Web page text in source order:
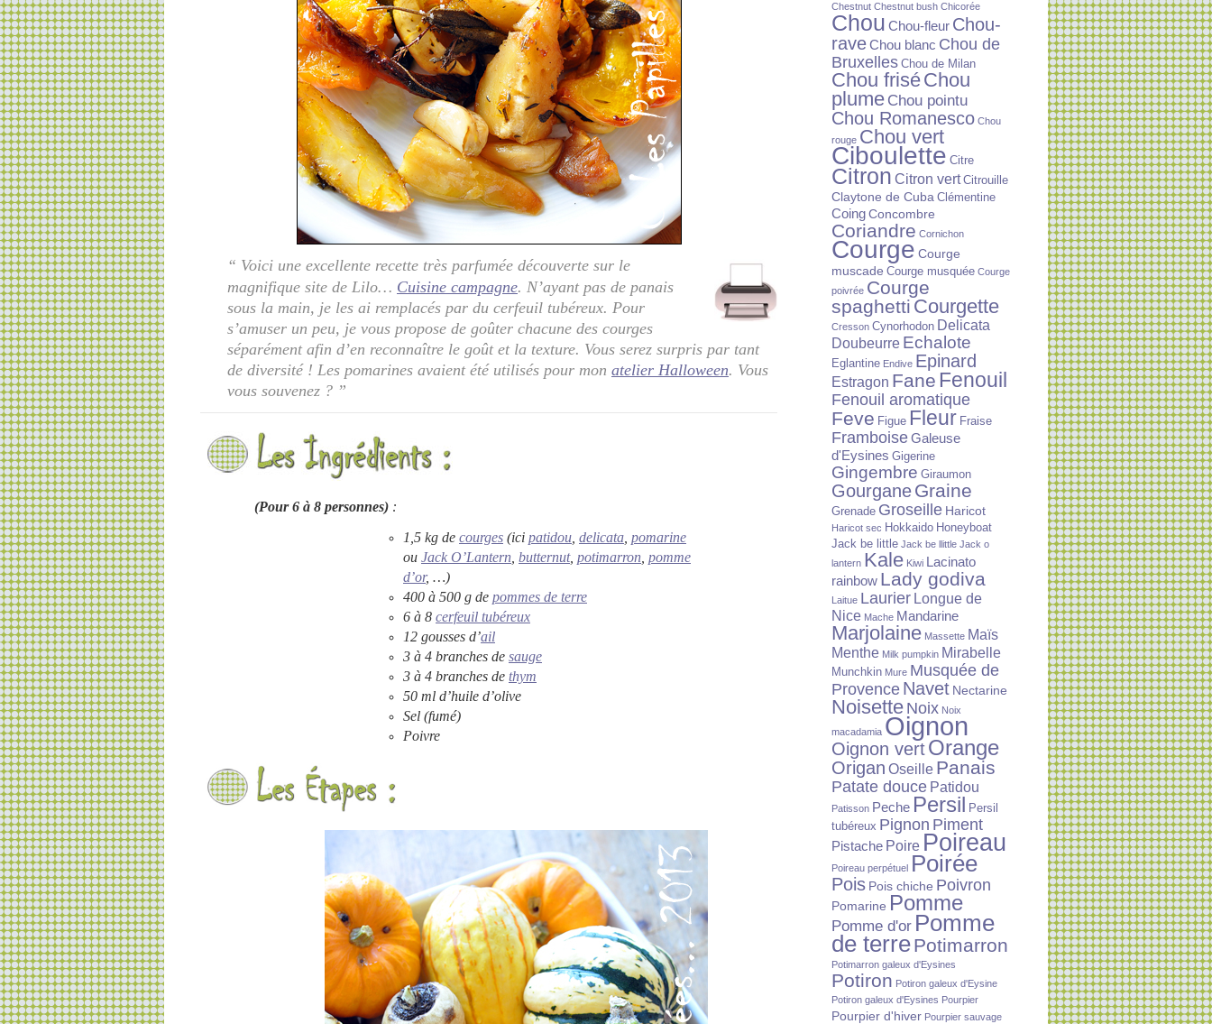
“ Voici une excellente recette très parfumée découverte sur le
magnifique site de Lilo… Cuisine campagne. N’ayant pas de panais
sous la main, je les ai remplacés par du cerfeuil tubéreux. Pour
s’amuser un peu, je vous propose de goûter chacune des courges
séparément afin d’en reconnaître le goût et la texture. Vous serez surpris par tant
de diversité ! Les pomarines avaient été utilisés pour mon atelier Halloween. Vous
vous souvenez ? ”
(Pour 6 à 8 personnes) :
1,5 kg de courges (ici patidou delicata pomarine
ou Jack O’Lantern butternut, potimarron pomme
d’or, …)
400 à 500 g de pommes de terre
6 à 8 cerfeuil tubéreux
12 gousses d’ail
3 à 4 branches de sauge
3 à 4 branches de thym
50 ml d’huile d’olive
Sel (fumé)
Poivre
Chestnut Chestnut bush Chicorée
Chou Chou-fleur Chou-
raveChou blanc Chou de
Bruxelles Chou de Milan
Chou friséChou
plume Chou pointu
Chou Romanesco Chou
rouge Chou vert
Ciboulette Citre
Citron Citron vert Citrouille
Claytone de Cuba Clémentine
CoingConcombre
Coriandre Cornichon
Courge Courge
muscade Courge musquée Courge
poivrée Courge
spaghetti Courgette
Cresson Cynorhodon Delicata
Doubeurre Echalote
Eglantine Endive Epinard
Estragon Fane Fenouil
Fenouil aromatique
Feve Figue Fleur Fraise
FramboiseGaleuse
d'Eysines Gigerine
Gingembre Giraumon
GourganeGraine
Grenade Groseille Haricot
Haricot sec Hokkaido Honeyboat
Jack be little Jack be llittle Jack o
lantern Kale Kiwi
Lacinato
rainbow Lady godiva
Laitue Laurier Longue de
Nice Mache Mandarine
Marjolaine Massette Maïs
Menthe Milk pumpkin Mirabelle
Munchkin Mure Musquée de
Provence Navet Nectarine
Noisette Noix Noix
macadamia Oignon
Oignon vertOrange
Origan Oseille Panais
Patate douce Patidou
Patisson Peche Persil Persil
tubéreux Pignon Piment
Pistache Poire Poireau
Poireau perpétuel Poirée
Pois Pois chiche Poivron
Pomarine Pomme
Pomme d'or Pomme
de terrePotimarron
Potimarron galeux d'Eysines
Potiron Potiron galeux d'Eysine
Potiron galeux d'Eysines Pourpier
Pourpier d'hiver Pourpier sauvage